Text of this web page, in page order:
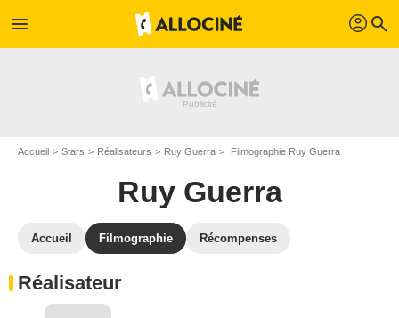
menu profil search
Accueil Stars Réalisateurs Ruy Guerra Filmographie Ruy Guerra
Ruy Guerra
Accueil Filmographie Récompenses
Réalisateur